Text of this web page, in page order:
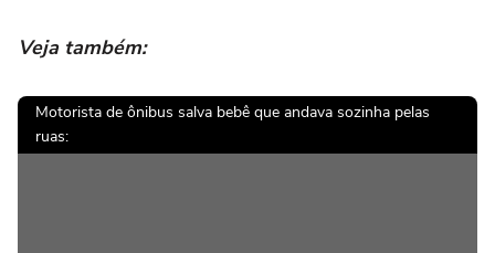
Veja também:
Motorista de ônibus salva bebê que andava sozinha pelas
ruas: